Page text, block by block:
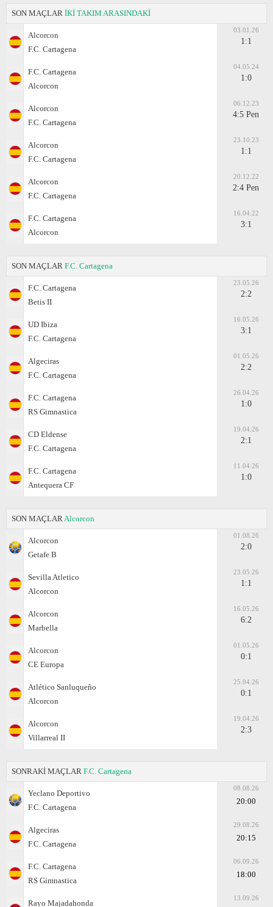
SON MAÇLAR İKİ TAKIM ARASINDAKİ
Alcorcon
F.C. Cartagena
03.01.26
1:1
F.C. Cartagena
Alcorcon
04.05.24
1:0
Alcorcon
F.C. Cartagena
06.12.23
4:5 Pen
Alcorcon
F.C. Cartagena
23.10.23
1:1
Alcorcon
F.C. Cartagena
20.12.22
2:4 Pen
F.C. Cartagena
Alcorcon
16.04.22
3:1
SON MAÇLAR F.C. Cartagena
F.C. Cartagena
Betis II
23.05.26
2:2
UD Ibiza
F.C. Cartagena
16.05.26
3:1
Algeciras
F.C. Cartagena
01.05.26
2:2
F.C. Cartagena
RS Gimnastica
26.04.26
1:0
CD Eldense
F.C. Cartagena
19.04.26
2:1
F.C. Cartagena
Antequera CF
11.04.26
1:0
SON MAÇLAR Alcorcon
Alcorcon
Getafe B
01.08.26
2:0
Sevilla Atletico
Alcorcon
23.05.26
1:1
Alcorcon
Marbella
16.05.26
6:2
Alcorcon
CE Europa
01.05.26
0:1
Atlético Sanluqueño
Alcorcon
25.04.26
0:1
Alcorcon
Villarreal II
19.04.26
2:3
SONRAKİ MAÇLAR F.C. Cartagena
Yeclano Deportivo
F.C. Cartagena
08.08.26
20:00
Algeciras
F.C. Cartagena
29.08.26
20:15
F.C. Cartagena
RS Gimnastica
06.09.26
18:00
Rayo Majadahonda
13.09.26